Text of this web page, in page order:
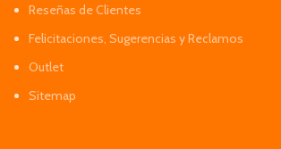
Reseñas de Clientes
Felicitaciones, Sugerencias y Reclamos
Outlet
Sitemap